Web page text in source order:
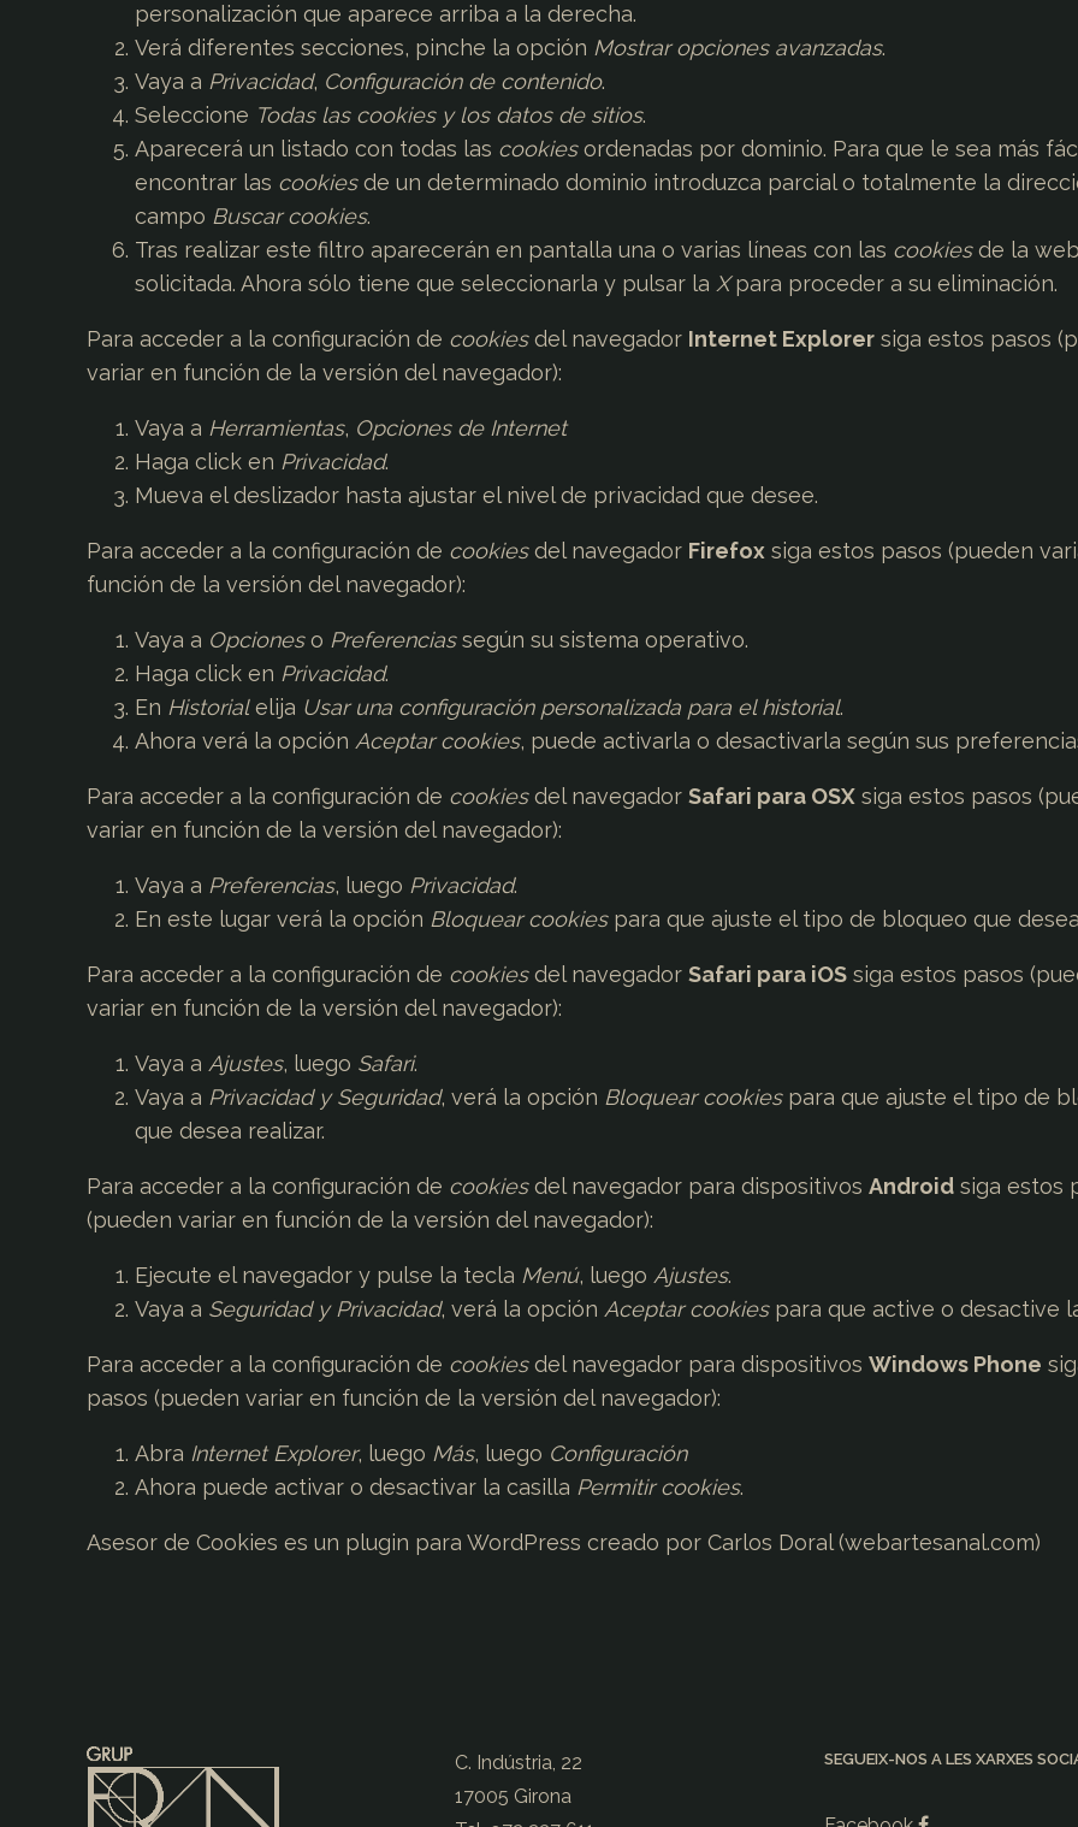
personalización que aparece arriba a la derecha.
Verá diferentes secciones, pinche la opción Mostrar opciones avanzadas.
Vaya a Privacidad, Configuración de contenido.
Seleccione Todas las cookiesy los datos de sitios.
Aparecerá un listado con todas las cookiesordenadas por dominio. Para que le sea más
encontrar las cookiesde un determinado dominio introduzca parcial o totalmente la
campo Buscar cookies.
Tras realizar este filtro aparecerán en pantalla una o varias líneas con las cookiesde la web
solicitada. Ahora sólo tiene que seleccionarla y pulsar la Xpara proceder a su eliminación.
Para acceder a la configuración de cookiesdel navegador Internet Explorer siga estos pasos
variar en función de la versión del navegador):
Vaya a Herramientas, Opciones de Internet
Haga click en Privacidad.
Mueva el deslizador hasta ajustar el nivel de privacidad que desee.
Para acceder a la configuración de cookiesdel navegador Firefox siga estos pasos (pueden
función de la versión del navegador):
Vaya a Opcioneso Preferenciassegún su sistema operativo.
Haga click en Privacidad.
En Historialelija Usar una configuración personalizada para el historial.
Ahora verá la opción Aceptar cookies, puede activarla o desactivarla según sus
Para acceder a la configuración de cookiesdel navegador Safari para OSX siga estos pasos
variar en función de la versión del navegador):
Vaya a Preferencias, luego Privacidad.
En este lugar verá la opción Bloquear cookiespara que ajuste el tipo de bloqueo que
Para acceder a la configuración de cookiesdel navegador Safari para iOS siga estos pasos
variar en función de la versión del navegador):
Vaya a Ajustes, luego Safari.
Vaya a Privacidad y Seguridad, verá la opción Bloquear cookiespara que ajuste el tipo de
que desea realizar.
Para acceder a la configuración de cookiesdel navegador para dispositivos Android siga estos
(pueden variar en función de la versión del navegador):
Ejecute el navegador y pulse la tecla Menú, luego Ajustes.
Vaya a Seguridad y Privacidad, verá la opción Aceptar cookiespara que active o desactive
Para acceder a la configuración de cookiesdel navegador para dispositivos Windows Phone
pasos (pueden variar en función de la versión del navegador):
Abra Internet Explorer, luego Más, luego Configuración
Ahora puede activar o desactivar la casilla Permitir cookies.
Asesor de Cookies es un plugin para WordPress creado por Carlos Doral (webartesanal.com)
C. Indústria, 22
17005 Girona
SEGUEIX-NOS A LES XARXES